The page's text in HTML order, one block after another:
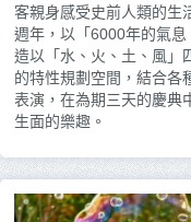
客親身感受史前人類的生
週年，以「6000年的氣
造以「水、火、土、風」
的特性規劃空間，結合各
表演，在為期三天的慶典
生面的樂趣。